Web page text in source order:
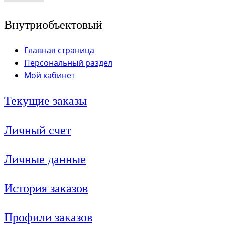
Внутриобъектовый
Главная страница
Персональный раздел
Мой кабинет
Текущие заказы
Личный счет
Личные данные
История заказов
Профили заказов